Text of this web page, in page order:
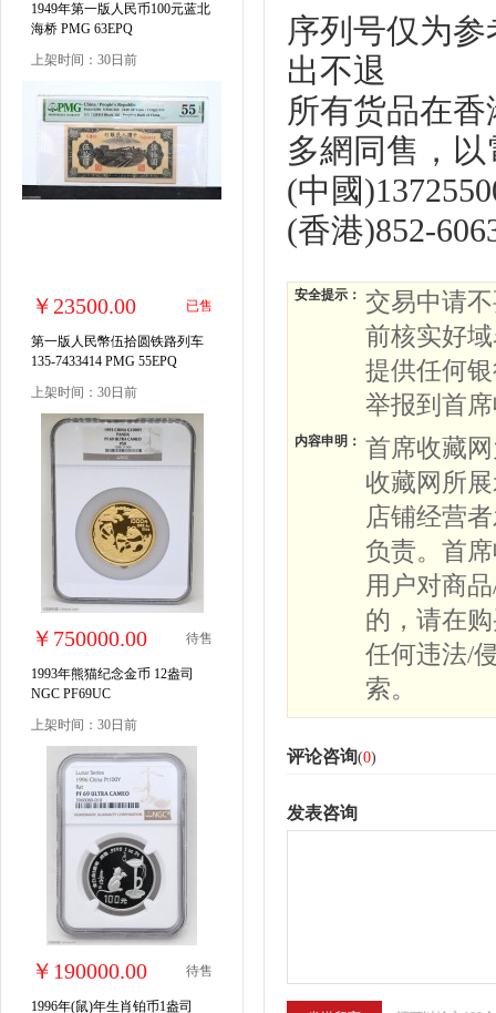
1949年第一版人民币100元蓝北
海桥 PMG 63EPQ
上架时间：30日前
￥23500.00 已售
第一版人民幣伍拾圆铁路列车
135-7433414 PMG 55EPQ
上架时间：30日前
￥750000.00 待售
1993年熊猫纪念金币 12盎司
NGC PF69UC
上架时间：30日前
￥190000.00 待售
1996年(鼠)年生肖铂币1盎司
序列号仅为
出不退
所有货品在
多網同售，
(中國
(香港)852-
安全提示： 交易中请
前核实好
提供任何
举报到首
内容申明： 首席收藏
收藏网所
店铺经营
负责。首
用户对商
的，请在
任何违法/
索。
评论咨询(0)
发表咨询